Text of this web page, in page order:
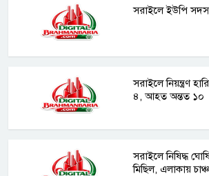
সরাইলে ইউপি সদস্য
সরাইলে নিয়ন্ত্রণ
৪, আহত অন্তত ১০
সরাইলে নিষিদ্ধ
মিছিল, এলাকায়